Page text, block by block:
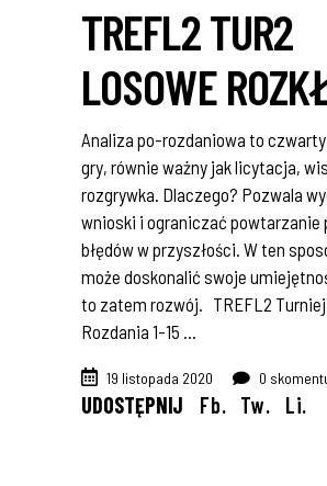
TREFL2 TUR2
LOSOWE
Analiza po-rozdaniowa to
gry, równie ważny jak licytacja,
rozgrywka. Dlaczego? Pozwala
wnioski i ograniczać powtarzanie
błędów w przyszłości. W ten
może doskonalić swoje
to zatem rozwój. TREFL2 Turniej
Rozdania 1-15
19 listopada 2020 0
UDOSTĘPNIJ Fb. Tw. Li.